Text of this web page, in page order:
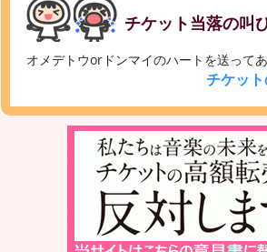
チケット当落の叫
オメデトウorドンマイのハートを送って
チケッ